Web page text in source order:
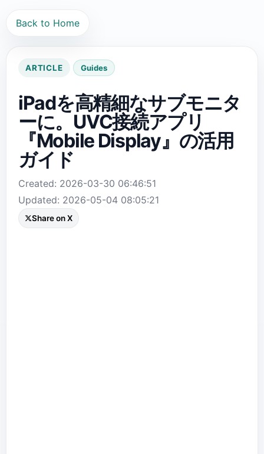
Back to Home
ARTICLE Guides
iPadを高精細なサブモニタ
ーに。UVC接続アプリ
『Mobile Display』の活用
ガイド
Created: 2026-03-30 06:46:51
Updated: 2026-05-04 08:05:21
Share on X